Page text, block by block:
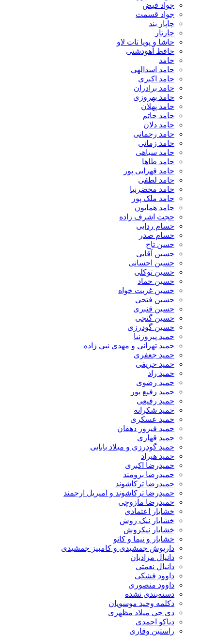
جواد فیض
جواد قسمت
چاپار بند
حاشا و پویا تات لاو
حافظ آهودشتی
حامد اسدالهی
حامد اکبری
حامد برادران
حامد بهروزی
حامد پهلان
حامد حاتم
حامد دلان
حامد رحمانی
حامد زمانی
حامد سیاهی
حامد طاها
حامد قهرایی پور
حامد لطفی
حامد محضرنیا
حامد ملک پور
حامد همایون
حجت اشرف زاده
حسام ردایی
حسام صدر
حسن تاج
حسین آقایی
حسین احسانی
حسین توکلی
حسین حماد
حسین غربت خواه
حسین فتحی
حسین قنبری
حسین گنجی
حسین گودرزی
حمید پیروزنیا
حمید تهرانی و مهدی نبی زاده
حمید جعفری
حمید حریفی
حمید راد
حمید رضوی
حمید رفیع پور
حمید رفیعی
حمید شکرانه
حمید عسکری
حمید فیروز دهقان
حمید قهاری
حمید گودرزی و میلاد بابایی
حمید هیراد
حمیدرضا اکبری
حمیدرضا برومند
حمیدرضا ترکاشوند
حمیدرضا ترکاشوند و امیریل ارجمند
حمیدرضا مازوچی
خشایار اعتمادی
خشایار نیک روش
خشایار نیکروش
خشایار و نیما و کانو
داریوش جمشیدی و کامبیز جمشیدی
دانیال مرادیان
دانیال نعمتی
داوود فشکی
داوود منصوری
دسته‌بندی نشده
دکلمه وحید موسویان
دی جی میلاد مظهری
دیاکو احمدی
راستین وقاری